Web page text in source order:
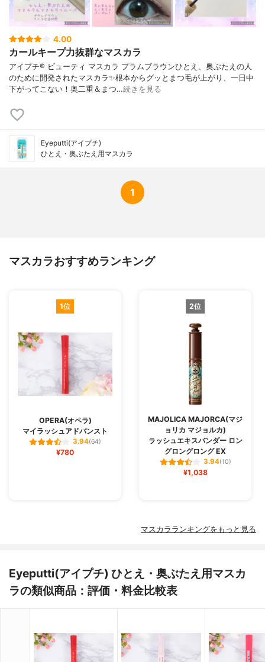
4.00
カールキープ力抜群なマスカラ
アイプチ® ビューティ マスカラ プラムブラウンひとえ、奥ぶたえの人
のために開発されたマスカラ✨根本からグッとまつ毛が上がり、一日中
下がってこない！奥二重＆まつ…続きを見る
Eyeputti(アイプチ)
ひとえ・奥ぶたえ用マスカラ
1
マスカラおすすめランキング
1位
OPERA(オペラ)
マイラッシュアドバンスト
3.94(64)
¥780
2位
MAJOLICA MAJORCA(マジ
ョリカ マジョルカ)
ラッシュエキスパンダー ロン
グロングロング EX
3.94(10)
¥1,038
マスカラランキングをもっと見る
Eyeputti(アイプチ) ひとえ・奥ぶたえ用マスカ
ラの類似商品：評価・料金比較表